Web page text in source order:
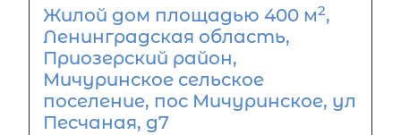
Жилой дом площадью 400 м2,
Ленинградская область,
Приозерский район,
Мичуринское сельское
поселение, пос Мичуринское, ул
Песчаная, д7